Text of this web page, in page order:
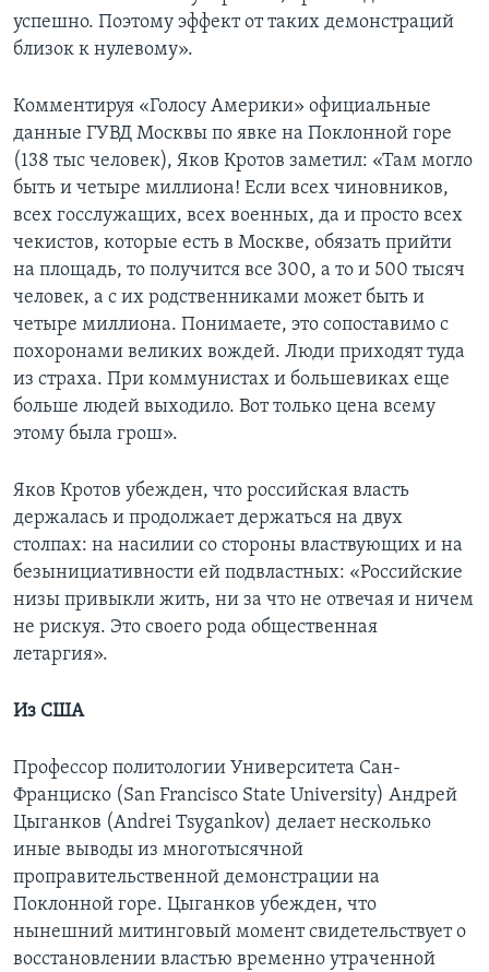
успешно. Поэтому эффект от таких демонстраций
близок к нулевому».
Комментируя «Голосу Америки» официальные
данные ГУВД Москвы по явке на Поклонной горе
(138 тыс человек), Яков Кротов заметил: «Там могло
быть и четыре миллиона! Если всех чиновников,
всех госслужащих, всех военных, да и просто всех
чекистов, которые есть в Москве, обязать прийти
на площадь, то получится все 300, а то и 500 тысяч
человек, а с их родственниками может быть и
четыре миллиона. Понимаете, это сопоставимо с
похоронами великих вождей. Люди приходят туда
из страха. При коммунистах и большевиках еще
больше людей выходило. Вот только цена всему
этому была грош».
Яков Кротов убежден, что российская власть
держалась и продолжает держаться на двух
столпах: на насилии со стороны властвующих и на
безынициативности ей подвластных: «Российские
низы привыкли жить, ни за что не отвечая и ничем
не рискуя. Это своего рода общественная
летаргия».
Из США
Профессор политологии Университета Сан-
Франциско (San Francisco State University) Андрей
Цыганков (Andrei Tsygankov) делает несколько
иные выводы из многотысячной
проправительственной демонстрации на
Поклонной горе. Цыганков убежден, что
нынешний митинговый момент свидетельствует о
восстановлении властью временно утраченной